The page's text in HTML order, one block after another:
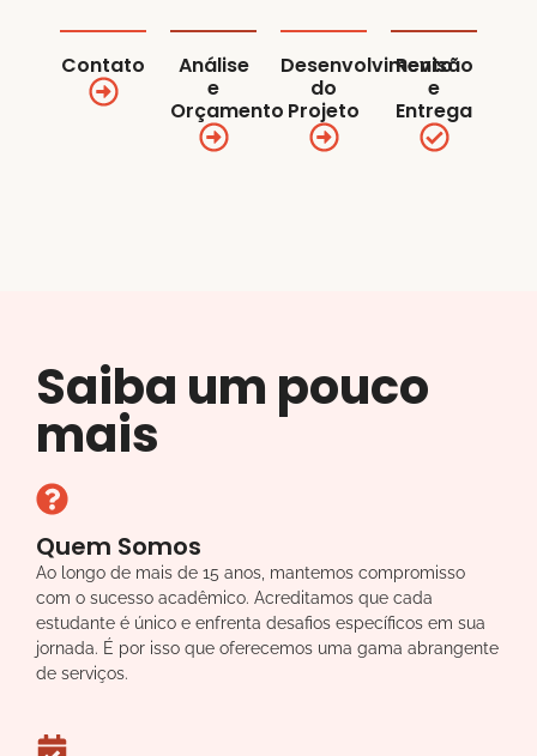
Contato
Análise
e
Orçamento
Desenvolvimento
do
Projeto
Revisão
e
Entrega
Saiba um pouco
mais
Quem Somos
Ao longo de mais de 15 anos, mantemos compromisso
com o sucesso acadêmico. Acreditamos que cada
estudante é único e enfrenta desafios específicos em sua
jornada. É por isso que oferecemos uma gama abrangente
de serviços.